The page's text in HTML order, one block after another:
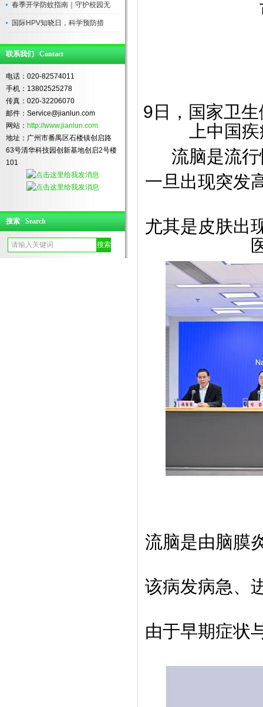
春季开学防蚊指南｜守护校园无
国际HPV知晓日，科学预防措
联系我们 Contact
电话：020-82574011
手机：13802525278
传真：020-32206070
邮件：Service@jianlun.com
网站： http://www.jianlun.com
地址：广州市番禺区石楼镇创启路
63号清华科技园创新基地创启2号楼
101
搜索 Search
9日，国家卫
上中国
流脑是流
一旦出现突发
尤其是皮肤出
流脑是由脑膜
该病发病急、
由于早期症状